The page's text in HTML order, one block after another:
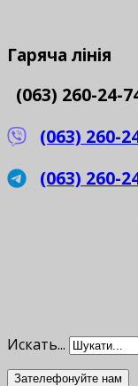
Гаряча лінія
(063) 260-24-
(063) 260-
(063) 260-
Искать...
Зателефонуйте нам